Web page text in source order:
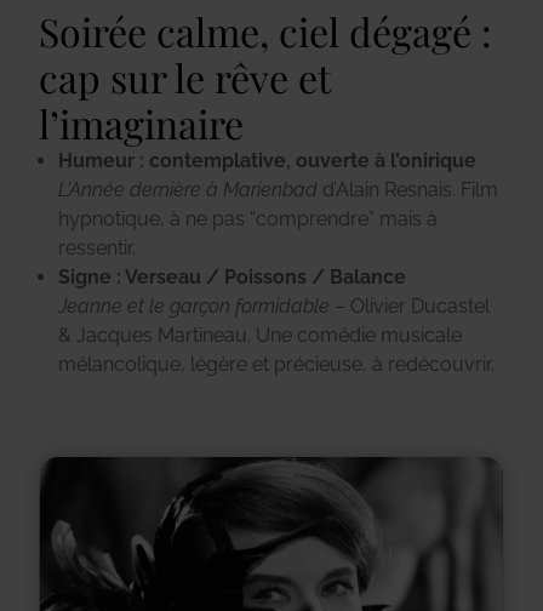
Soirée calme, ciel dégagé :
cap sur le rêve et
l’imaginaire
Humeur : contemplative, ouverte à l’onirique
L’Année dernière à Marienbad d’Alain Resnais. Film
hypnotique, à ne pas “comprendre” mais à
ressentir.
Signe : Verseau / Poissons / Balance
Jeanne et le garçon formidable – Olivier Ducastel
& Jacques Martineau. Une comédie musicale
mélancolique, légère et précieuse, à redécouvrir.